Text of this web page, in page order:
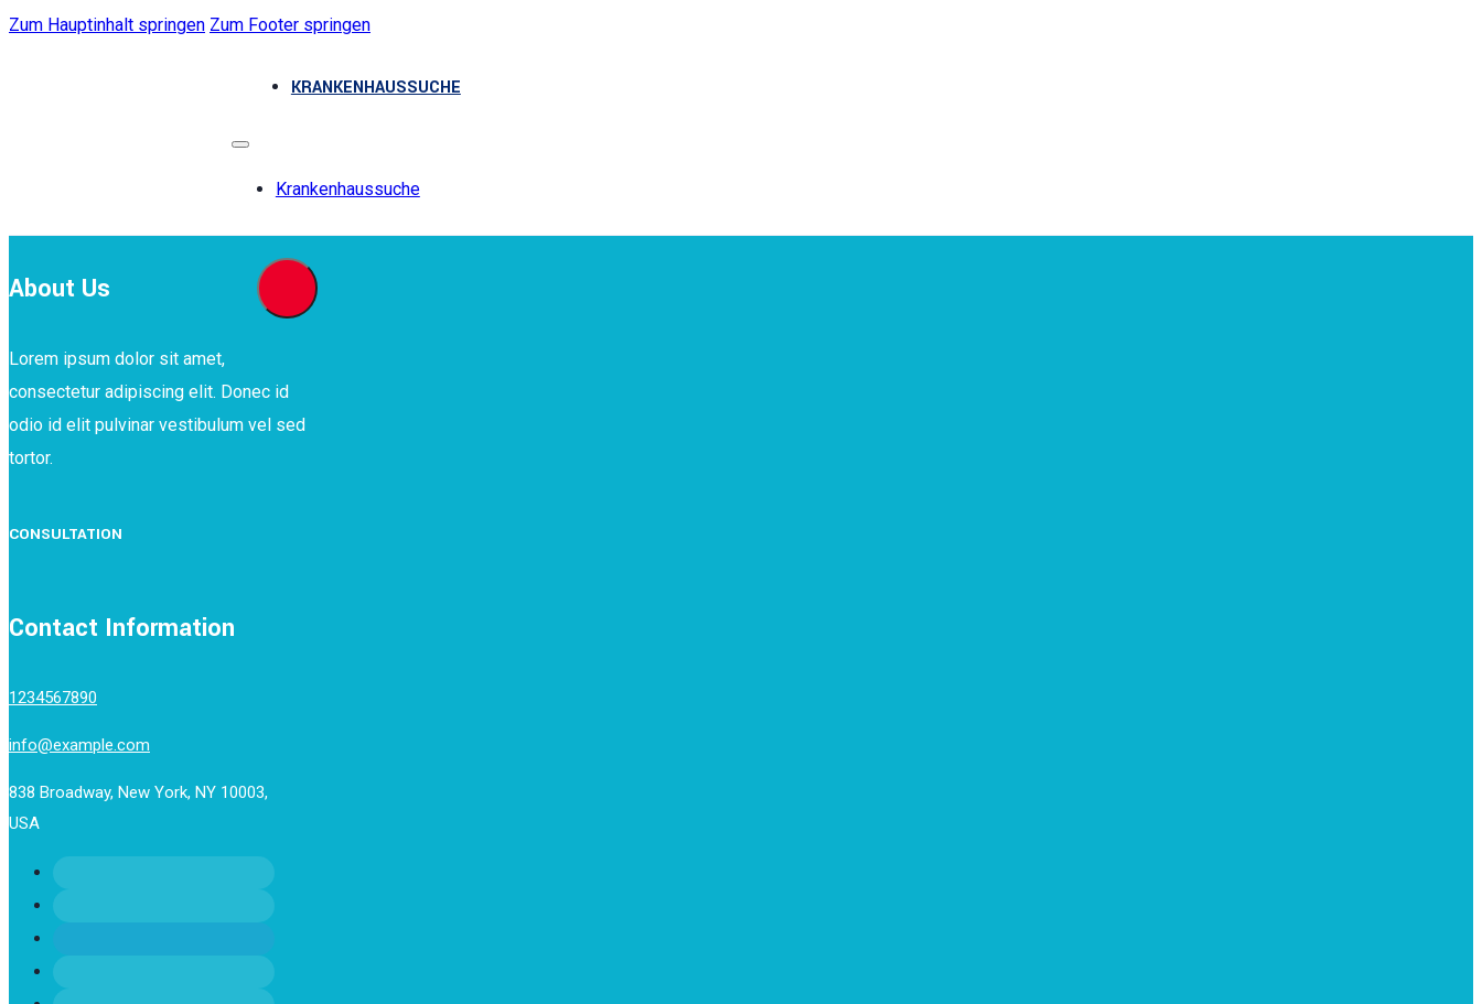
Zum Hauptinhalt springen Zum Footer springen
KRANKENHAUSSUCHE
Krankenhaussuche
About Us
Lorem ipsum dolor sit amet,
consectetur adipiscing elit. Donec id
odio id elit pulvinar vestibulum vel sed
tortor.
CONSULTATION
Contact Information
1234567890
info@example.com
838 Broadway, New York, NY 10003,
USA